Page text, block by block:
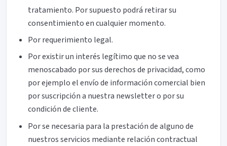
tratamiento. Por supuesto podrá retirar su
consentimiento en cualquier momento.
Por requerimiento legal.
Por existir un interés legítimo que no se vea
menoscabado por sus derechos de privacidad, como
por ejemplo el envío de información comercial bien
por suscripción a nuestra newsletter o por su
condición de cliente.
Por se necesaria para la prestación de alguno de
nuestros servicios mediante relación contractual